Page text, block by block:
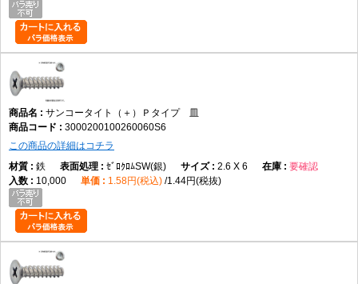
サンコータイト（＋）Ｐタイプ 皿
3000200100260060S6
この商品の詳細はコチラ
鉄
ｾﾞﾛｸﾛﾑSW(銀) 2.6 X 6
要確認
10,000
1.58円(税込) 1.44円(税抜)